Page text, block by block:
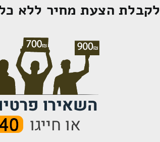
לקבלת הצעת מחיר ללא